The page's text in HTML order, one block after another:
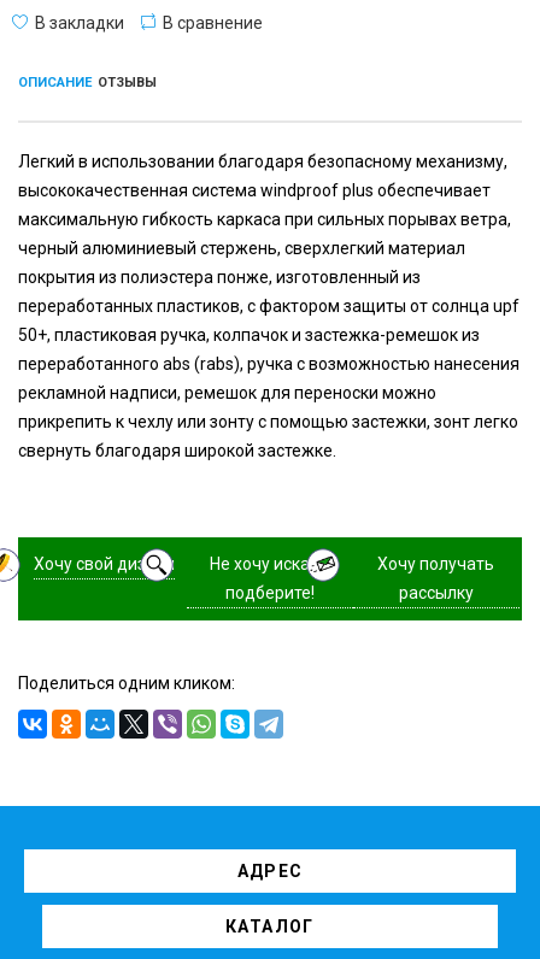
В закладки В сравнение
ОПИСАНИЕ ОТЗЫВЫ
Легкий в использовании благодаря безопасному механизму,
высококачественная система windproof plus обеспечивает
максимальную гибкость каркаса при сильных порывах ветра,
черный алюминиевый стержень, сверхлегкий материал
покрытия из полиэстера понже, изготовленный из
переработанных пластиков, с фактором защиты от солнца upf
50+, пластиковая ручка, колпачок и застежка-ремешок из
переработанного abs (rabs), ручка с возможностью нанесения
рекламной надписи, ремешок для переноски можно
прикрепить к чехлу или зонту с помощью застежки, зонт легко
свернуть благодаря широкой застежке.
Хочу свой дизайн
Не хочу искать,
подберите!
Хочу получать
рассылку
Поделиться одним кликом:
АДРЕС
КАТАЛОГ